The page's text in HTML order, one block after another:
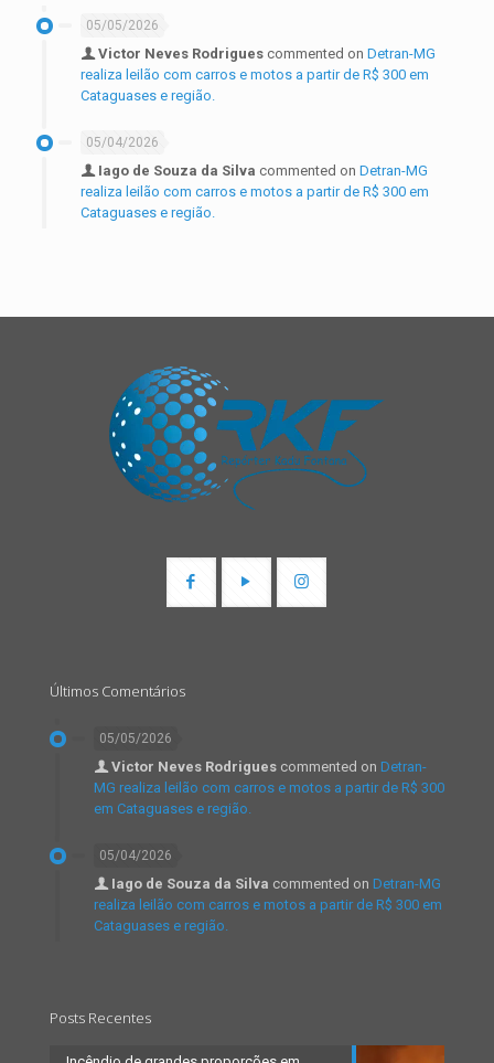
05/05/2026
Victor Neves Rodrigues commented on Detran-MG
realiza leilão com carros e motos a partir de R$ 300 em
Cataguases e região.
05/04/2026
Iago de Souza da Silva commented on Detran-MG
realiza leilão com carros e motos a partir de R$ 300 em
Cataguases e região.
Últimos Comentários
05/05/2026
Victor Neves Rodrigues commented on Detran-
MG realiza leilão com carros e motos a partir de R$ 300
em Cataguases e região.
05/04/2026
Iago de Souza da Silva commented on Detran-MG
realiza leilão com carros e motos a partir de R$ 300 em
Cataguases e região.
Posts Recentes